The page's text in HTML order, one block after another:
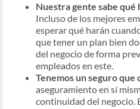
Nuestra gente sabe qué
Incluso de los mejores
esperar qué harán
que tener un plan bien
del negocio de forma
empleados en este.
Tenemos un seguro que
aseguramiento en sí
continuidad del negocio.